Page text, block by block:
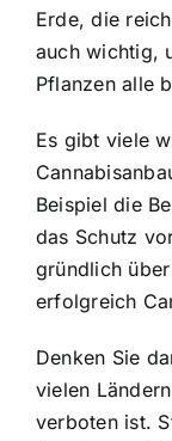
Erde, die
auch wichtig,
Pflanzen alle
Es gibt viele
Beispiel die
das Schutz
gründlich
erfolgreich
Denken Sie
vielen
verboten ist.